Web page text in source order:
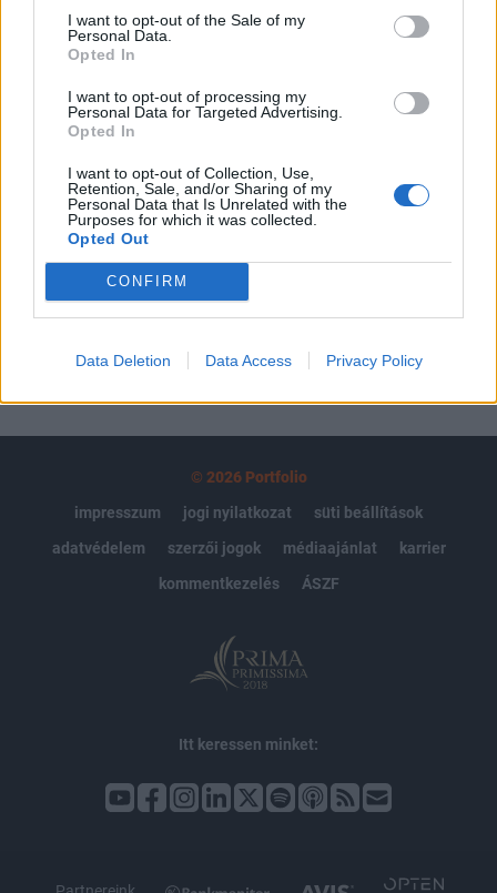
I want to opt-out of the Sale of my
Personal Data.
Opted In
I want to opt-out of processing my
Personal Data for Targeted Advertising.
Opted In
I want to opt-out of Collection, Use,
Retention, Sale, and/or Sharing of my
Personal Data that Is Unrelated with the
Purposes for which it was collected.
Opted Out
CONFIRM
Data Deletion Data Access Privacy Policy
tartozik, melynek olvasása előfizetéses
regisztrációhoz kötött.
Portfolio.hu teljes cikkarchívum
Kötéslisták: BÉT elmúlt 2 év napon belüli
kötéslistái
Előfizetés
MÁR ELŐFIZETŐNK VAGY?
© 2026 Portfolio
impresszum
jogi nyilatkozat
süti beállítások
adatvédelem
szerzői jogok médiaajánlat
karrier
kommentkezelés
ÁSZF
Itt keressen minket: